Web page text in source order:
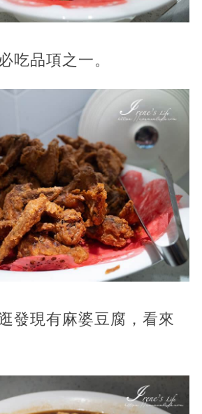
吃品項之一。
發現有麻婆豆腐，看來